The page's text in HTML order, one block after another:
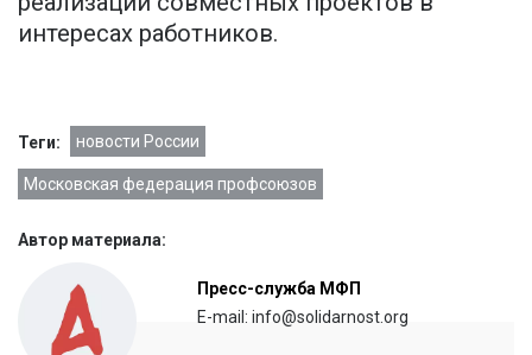
интересах работников.
Теги: новости России
Московская федерация профсоюзов
Автор материала:
Пресс-служба МФП
E-mail: info@solidarnost.org